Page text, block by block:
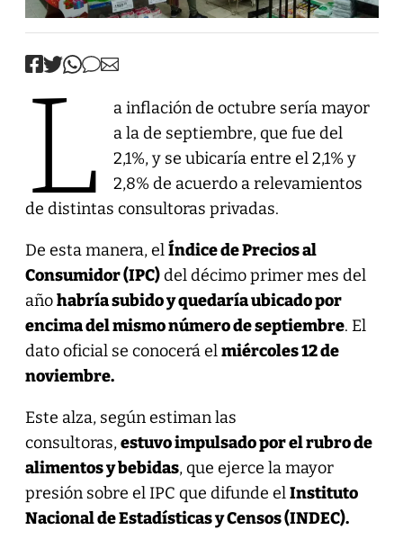
L
a inflación de octubre sería mayor
a la de septiembre, que fue del
2,1%, y se ubicaría entre el 2,1% y
2,8% de acuerdo a relevamientos
de distintas consultoras privadas.
De esta manera, elÍndice de Precios al
Consumidor (IPC)del décimo primer mes del
añohabría subido y quedaría ubicado por
encima del mismo número de septiembre. El
dato oficial se conocerá elmiércoles 12 de
noviembre.
Este alza, según estiman las
consultoras,estuvo impulsado por el rubro de
alimentos y bebidas, que ejerce la mayor
presión sobre el IPC que difunde elInstituto
Nacional de Estadísticas y Censos (INDEC).